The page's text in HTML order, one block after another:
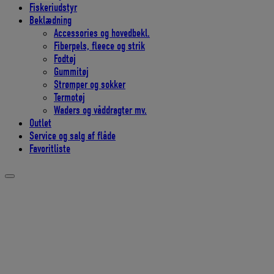
Fiskeriudstyr
Beklædning
Accessories og hovedbekl.
Fiberpels, fleece og strik
Fodtøj
Gummitøj
Strømper og sokker
Termotøj
Waders og våddragter mv.
Outlet
Service og salg af flåde
Favoritliste